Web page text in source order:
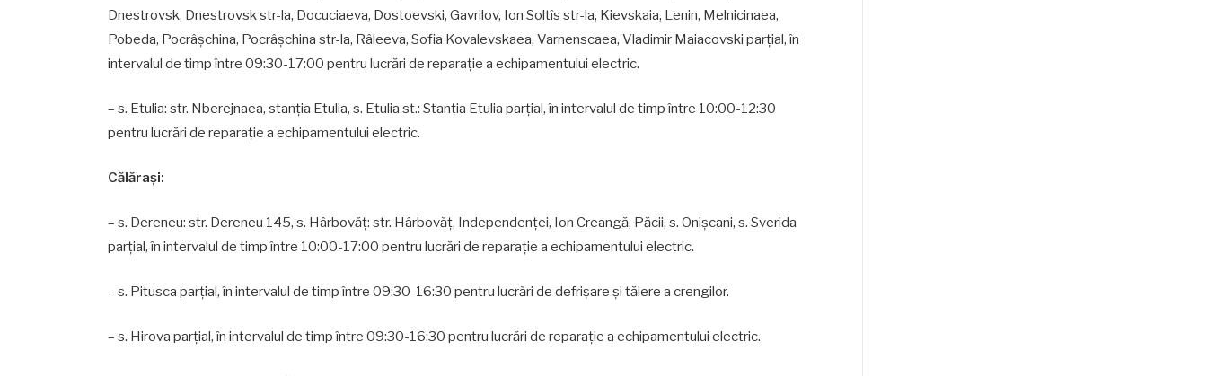
Dnestrovsk, Dnestrovsk str-la, Docuciaeva, Dostoevski, Gavrilov, Ion Soltîs str-la, Kievskaia, Lenin, Melnicinaea,
Pobeda, Pocrâşchina, Pocrâşchina str-la, Râleeva, Sofia Kovalevskaea, Varnenscaea, Vladimir Maiacovski parțial, în
intervalul de timp între 09:30-17:00 pentru lucrări de reparaţie a echipamentului electric.
– s. Etulia: str. Nberejnaea, stanţia Etulia, s. Etulia st.: Stanţia Etulia parțial, în intervalul de timp între 10:00-12:30
pentru lucrări de reparaţie a echipamentului electric.
Călăraşi:
– s. Dereneu: str. Dereneu 145, s. Hârbovăţ: str. Hârbovăţ, Independenţei, Ion Creangă, Păcii, s. Onişcani, s. Sverida
parțial, în intervalul de timp între 10:00-17:00 pentru lucrări de reparaţie a echipamentului electric.
– s. Pitusca parțial, în intervalul de timp între 09:30-16:30 pentru lucrări de defrișare şi tăiere a crengilor.
– s. Hirova parțial, în intervalul de timp între 09:30-16:30 pentru lucrări de reparaţie a echipamentului electric.